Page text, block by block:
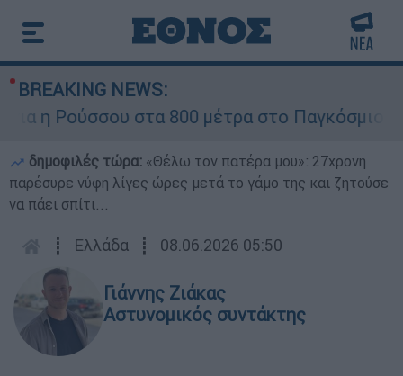
BREAKING NEWS:
η Ρούσσου στα 800 μέτρα στο Παγκόσμιο
δημοφιλές τώρα: «Θέλω τον πατέρα μου»: 27χρονη
παρέσυρε νύφη λίγες ώρες μετά το γάμο της και ζητούσε
να πάει σπίτι...
┋ Ελλάδα ┋ 08.06.2026 05:50
Γιάννης Ζιάκας
Αστυνομικός συντάκτης